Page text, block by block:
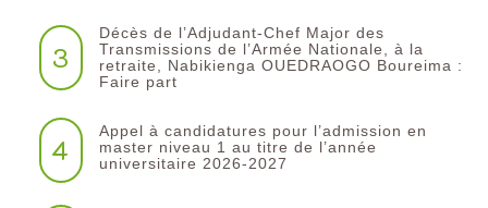
3
Décès de l’Adjudant-Chef Major des
Transmissions de l’Armée Nationale, à la
retraite, Nabikienga OUEDRAOGO Boureima :
Faire part
4
Appel à candidatures pour l’admission en
master niveau 1 au titre de l’année
universitaire 2026-2027